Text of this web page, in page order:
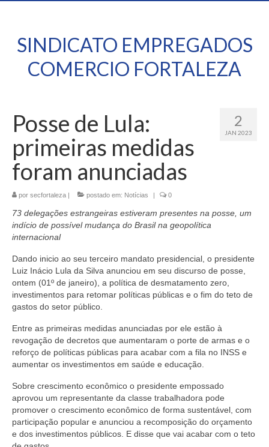
SINDICATO EMPREGADOS
COMERCIO FORTALEZA
2
JAN 2023
Posse de Lula:
primeiras medidas
foram anunciadas
por secfortaleza | postado em: Notícias | 0
73 delegações estrangeiras estiveram presentes na posse, um
indício de possível mudança do Brasil na geopolítica
internacional
Dando inicio ao seu terceiro mandato presidencial, o presidente
Luiz Inácio Lula da Silva anunciou em seu discurso de posse,
ontem (01º de janeiro), a política de desmatamento zero,
investimentos para retomar políticas públicas e o fim do teto de
gastos do setor público.
Entre as primeiras medidas anunciadas por ele estão à
revogação de decretos que aumentaram o porte de armas e o
reforço de políticas públicas para acabar com a fila no INSS e
aumentar os investimentos em saúde e educação.
Sobre crescimento econômico o presidente empossado
aprovou um representante da classe trabalhadora pode
promover o crescimento econômico de forma sustentável, com
participação popular e anunciou a recomposição do orçamento
e dos investimentos públicos. E disse que vai acabar com o teto